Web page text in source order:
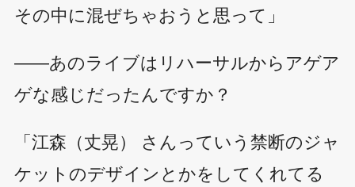
その中に混ぜちゃおうと思って」
――あのライブはリハーサルからアゲア
ゲな感じだったんですか？
「江森（丈晃） さんっていう禁断のジャ
ケットのデザインとかをしてくれてる